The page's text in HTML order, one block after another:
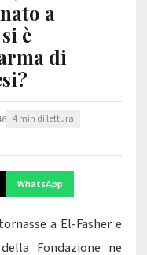
a
è
di
4 min di lettura
WhatsApp
a El-Fasher e
Fondazione ne